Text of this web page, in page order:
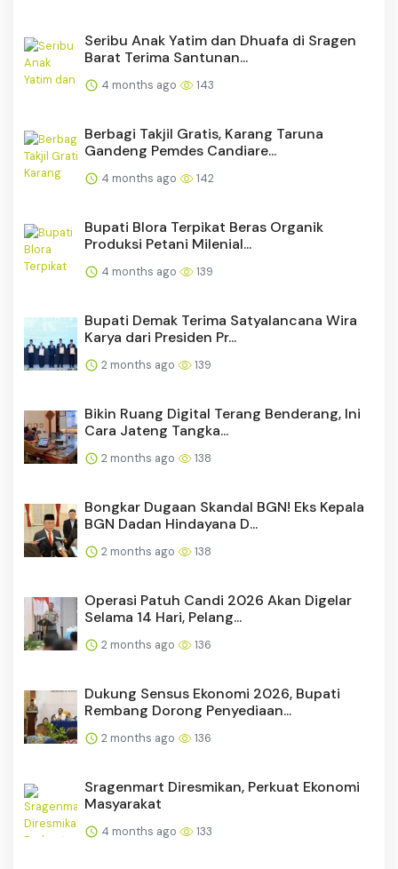
Seribu Anak Yatim dan Dhuafa di Sragen
Barat Terima Santunan...
4 months ago 143
Berbagi Takjil Gratis, Karang Taruna
Gandeng Pemdes Candiare...
4 months ago 142
Bupati Blora Terpikat Beras Organik
Produksi Petani Milenial...
4 months ago 139
Bupati Demak Terima Satyalancana Wira
Karya dari Presiden Pr...
2 months ago 139
Bikin Ruang Digital Terang Benderang, Ini
Cara Jateng Tangka...
2 months ago 138
Bongkar Dugaan Skandal BGN! Eks Kepala
BGN Dadan Hindayana D...
2 months ago 138
Operasi Patuh Candi 2026 Akan Digelar
Selama 14 Hari, Pelang...
2 months ago 136
Dukung Sensus Ekonomi 2026, Bupati
Rembang Dorong Penyediaan...
2 months ago 136
Sragenmart Diresmikan, Perkuat Ekonomi
Masyarakat
4 months ago 133